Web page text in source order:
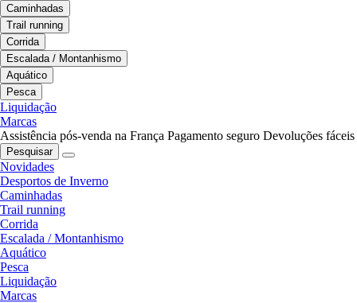
Caminhadas
Trail running
Corrida
Escalada / Montanhismo
Aquático
Pesca
Liquidação
Marcas
Assistência pós-venda na França Pagamento seguro Devoluções fáceis
Pesquisar
Novidades
Desportos de Inverno
Caminhadas
Trail running
Corrida
Escalada / Montanhismo
Aquático
Pesca
Liquidação
Marcas